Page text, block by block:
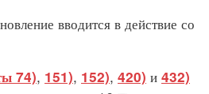
вводится в действие со
74), 151), 152), 420) и 432)